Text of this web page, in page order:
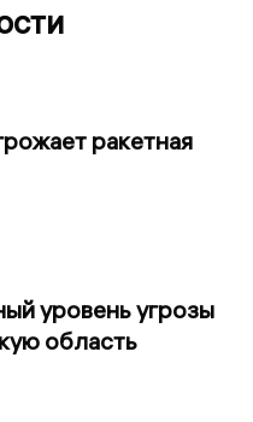
ракетная
уровень угрозы
область